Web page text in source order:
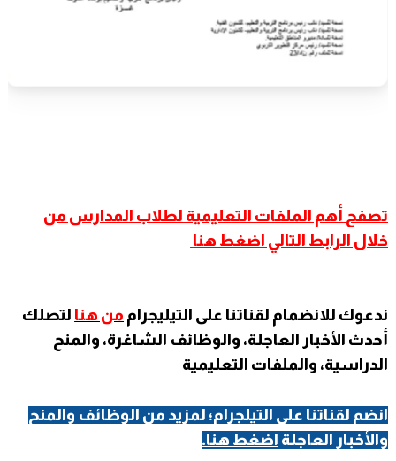
تصفح أهم الملفات التعليمية لطلاب المدارس من
خلال الرابط التالي اضغط هنا
ندعوك للانضمام لقناتنا على التيليجرام من هنا لتصلك
أحدث الأخبار العاجلة، والوظائف الشاغرة، والمنح
الدراسية، والملفات التعليمية
انضم لقناتنا على التيلجرام؛ لمزيد من الوظائف والمنح
والأخبار العاجلة اضغط هنا.